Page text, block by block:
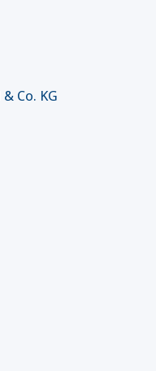
Co. KG